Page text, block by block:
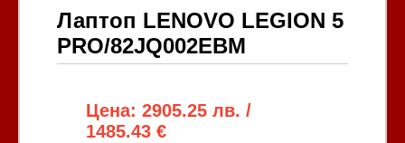
Лаптоп LENOVO LEGION 5
PRO/82JQ002EBM
Цена: 2905.25 лв. /
1485.43 €